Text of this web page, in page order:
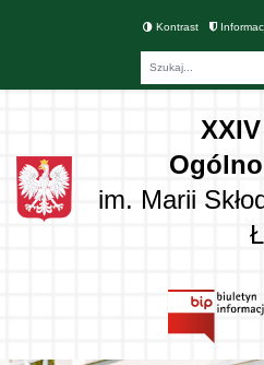
Kontrast
im. Marii